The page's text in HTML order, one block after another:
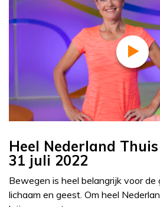
Heel Nederland
31 juli 2022
Bewegen is heel belangrijk voor de
lichaam en geest. Om heel